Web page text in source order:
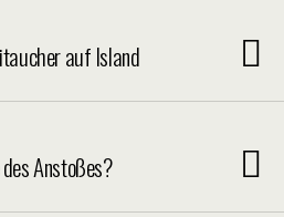
auf Island
Anstoßes?